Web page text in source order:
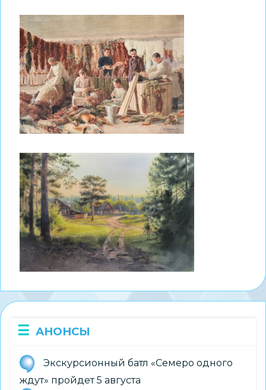
АНОНСЫ
Экскурсионный батл «Семеро одного
ждут» пройдет 5 августа